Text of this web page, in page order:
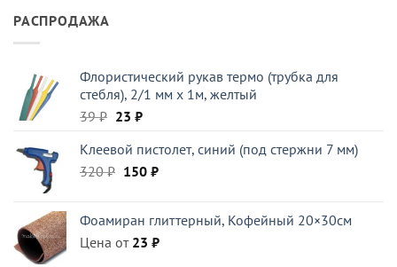
РАСПРОДАЖА
Флористический рукав термо (трубка для
стебля), 2/1 мм x 1м, желтый
39₽ Первоначальная
составляла
39 ₽.
23 ₽Текущая
23 ₽.
Клеевой пистолет, синий (под стержни 7 мм)
320₽ Первоначальная
320 ₽.
150 ₽Текущая
Фоамиран глиттерный, Кофейный 20×30см
Цена от 23 ₽